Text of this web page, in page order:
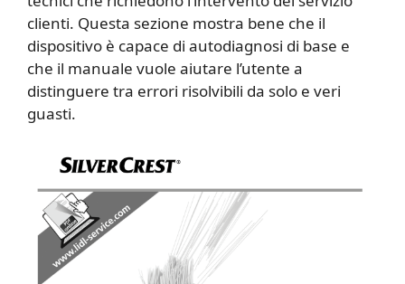
clienti. Questa sezione mostra bene che il
dispositivo è capace di autodiagnosi di base e
che il manuale vuole aiutare l’utente a
distinguere tra errori risolvibili da solo e veri
guasti.